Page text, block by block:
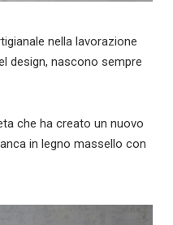
nella lavorazione
design, nascono sempre
che ha creato un nuovo
in legno massello con